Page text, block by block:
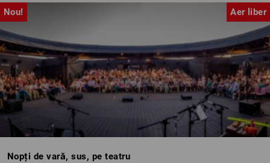
Nou! Aer liber
Nopți de vară, sus, pe teatru